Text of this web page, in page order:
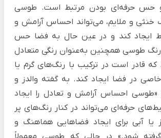
و حس حرفه‌ای بودن مرتبط است. طوسی
خنثی و ملایم، می‌تواند احساس آرامش و
ایجاد کند و در عین حال به فضا حس
طوسی همچنین به‌عنوان رنگی متعادل
قادر است در ترکیب با رنگ‌های گرم یا
در فضا ایجاد کند. به گفته والدز و
(1994): «طوسی احساس آرامش و تعادل را ایجاد
حرفه‌ای می‌تواند در کنار رنگ‌های پر
یا آبی برای ایجاد فضاهایی هماهنگ و